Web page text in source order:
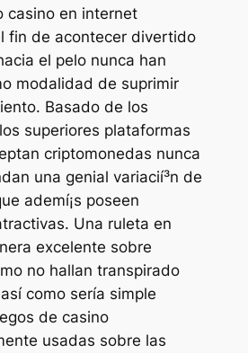
casino en internet
fin de acontecer divertido
el pelo nunca han
modalidad de suprimir
Basado de los
superiores plataformas
criptomonedas nunca
una genial variacií³n de
ademí¡s poseen
Una ruleta en
excelente sobre
no hallan transpirado
como serí­a simple
de casino
usadas sobre las